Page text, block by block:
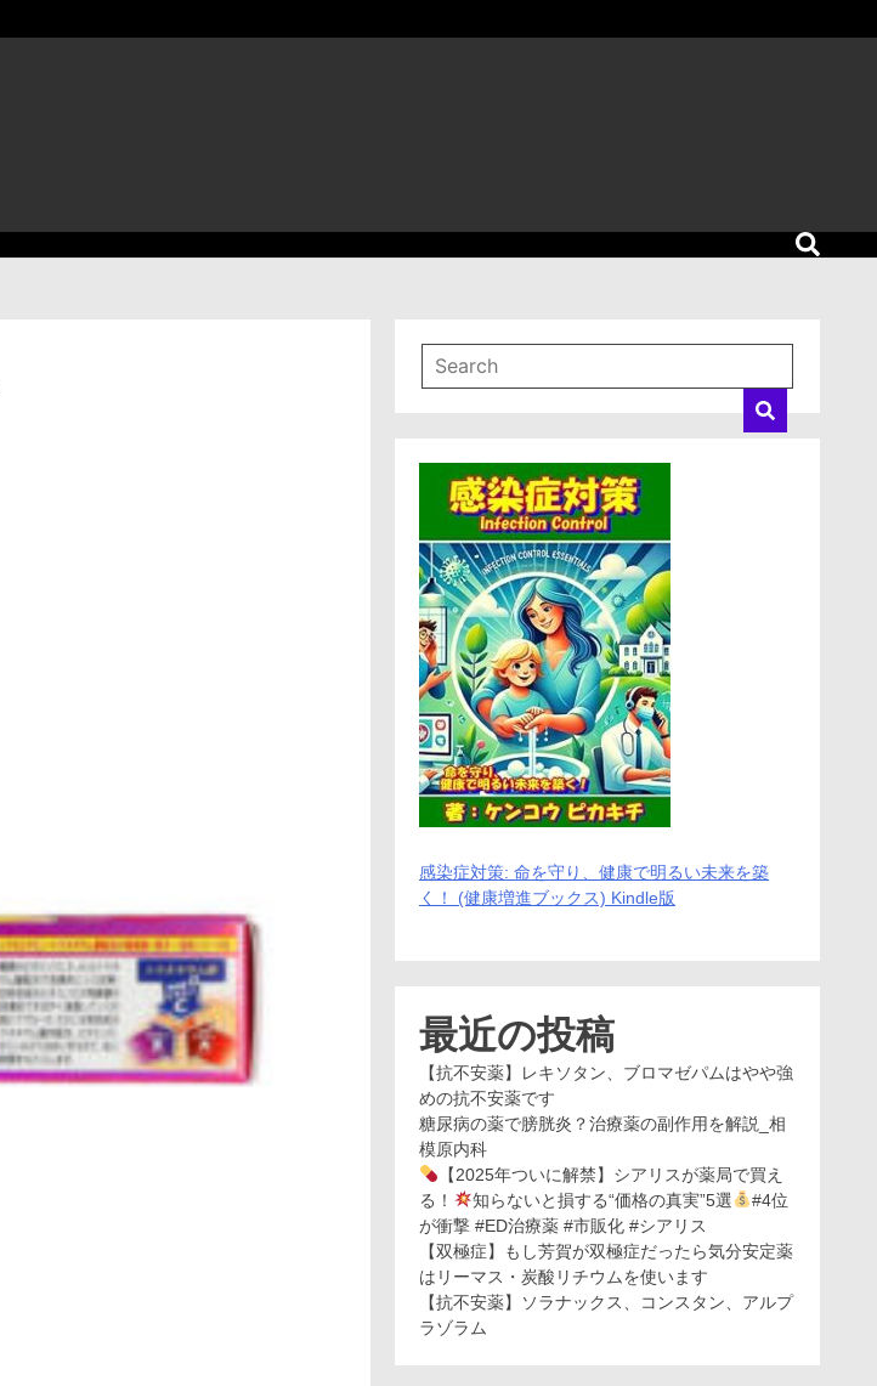
感染症対策: 命を守り、健康で明るい未来を築
く！ (健康増進ブックス) Kindle版
最近の投稿
【抗不安薬】レキソタン、ブロマゼパムはやや強
めの抗不安薬です
糖尿病の薬で膀胱炎？治療薬の副作用を解説_相
模原内科
【2025年ついに解禁】シアリスが薬局で買え
る！
知らないと損する“価格の真実”5選
#4位
が衝撃 #ED治療薬 #市販化 #シアリス
【双極症】もし芳賀が双極症だったら気分安定薬
はリーマス・炭酸リチウムを使います
【抗不安薬】ソラナックス、コンスタン、アルプ
ラゾラム